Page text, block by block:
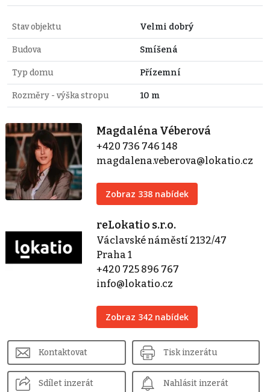
Stav objektu Velmi dobrý
Budova Smíšená
Typ domu Přízemní
Rozměry - výška stropu 10 m
Magdaléna Véberová
+420 736 746 148
magdalena.veberova@lokatio.cz
Zobraz 338 nabídek
reLokatio s.r.o.
Václavské náměstí 2132/47
Praha 1
+420 725 896 767
info@lokatio.cz
Zobraz 342 nabídek
Kontaktovat Tisk inzerátu
Sdílet inzerát Nahlásit inzerát